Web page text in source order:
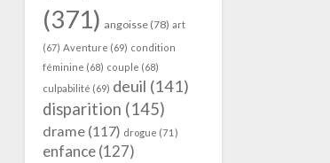
(371) angoisse(78) art
(67) Aventure (69) condition
féminine (68) couple (68)
culpabilité (69) deuil (141)
disparition (145)
drame(117) drogue (71)
enfance(127)